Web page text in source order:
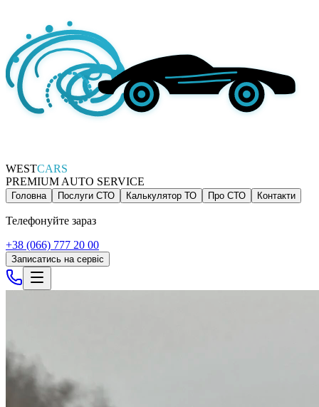
WESTCARS
PREMIUM AUTO SERVICE
Головна Послуги СТО Калькулятор ТО Про СТО Контакти
Телефонуйте зараз
+38 (066) 777 20 00
Записатись на сервіс